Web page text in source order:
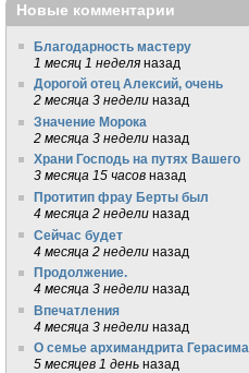
Новые комментарии
Благодарность мастеру
1 месяц 1 неделя назад
Дорогой отец Алексий, очень
2 месяца 3 недели назад
Значение Морока
2 месяца 3 недели назад
Храни Господь на путях Вашего
3 месяца 15 часов назад
Протитип фрау Берты был
4 месяца 2 недели назад
Сейчас будет
4 месяца 2 недели назад
Продолжение.
4 месяца 3 недели назад
Впечатления
4 месяца 3 недели назад
О семье архимандрита Герасима
5 месяцев 1 день назад